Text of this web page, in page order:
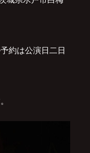
約は公演日二日